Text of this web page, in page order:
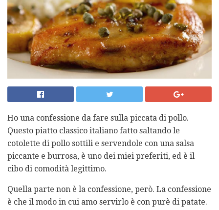
Ho una confessione da fare sulla piccata di pollo.
Questo piatto classico italiano fatto saltando le
cotolette di pollo sottili e servendole con una salsa
piccante e burrosa, è uno dei miei preferiti, ed è il
cibo di comodità legittimo.
Quella parte non è la confessione, però. La confessione
è che il modo in cui amo servirlo è con purè di patate.